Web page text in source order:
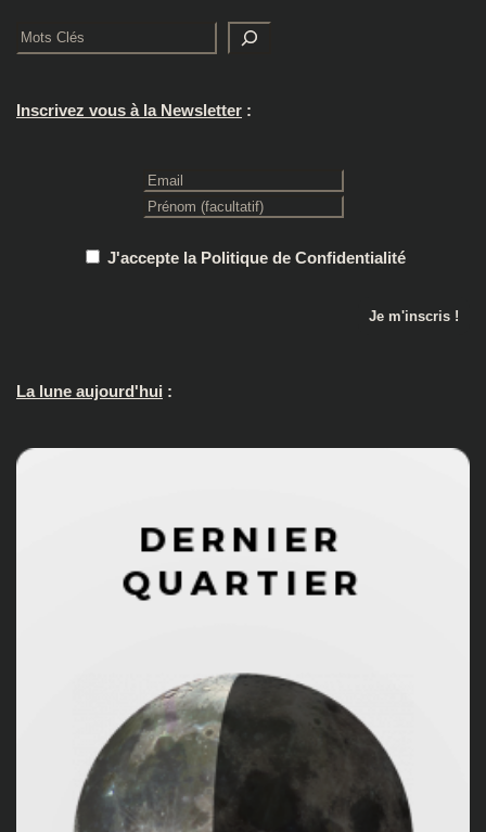
Rechercher
Inscrivez vous à la Newsletter :
J'accepte la Politique de Confidentialité
La lune aujourd'hui :